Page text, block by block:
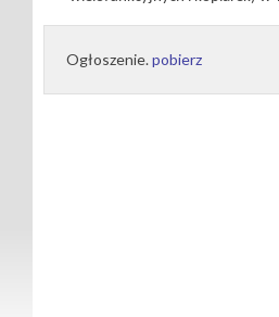
Ogłoszenie.pobierz